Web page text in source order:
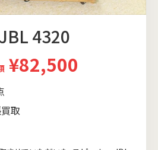
4320
¥82,500
取